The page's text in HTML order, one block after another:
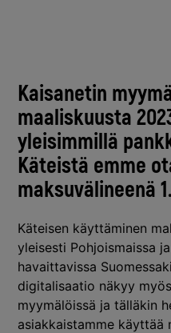
Kaisanetin
maaliskuusta
yleisimmillä
Käteistä emme
maksuvälineenä
Käteisen käyttäminen
yleisesti Pohjoismaissa
havaittavissa
digitalisaatio näkyy
myymälöissä ja tälläkin
asiakkaistamme